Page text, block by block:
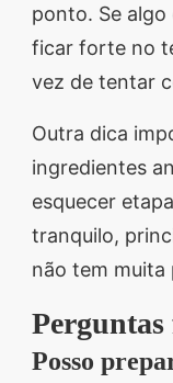
ponto. Se algo
ficar forte no
vez de tentar
Outra dica
ingredientes
esquecer
tranquilo,
não tem muita
Perguntas
Posso